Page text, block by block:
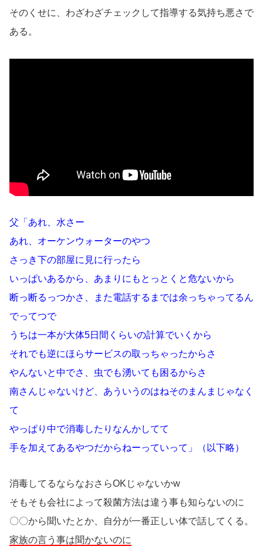
そのくせに、わざわざチェックして指導する気持ち悪さで
ある。
父「あれ、水さー
あれ、オーケンウォーターのやつ
さっき下の部屋に見に行ったら
いっぱいあるから、あまりにもとっとくと危ないから
断っ断るっつかさ、また電話するまでは余っちゃってるん
でってつで
うちは一本が大体5日間くらいの計算でいくから
それでも逆にほらサービスの取っちゃったからさ
やんないと中でさ、虫でも湧いても困るからさ
南さんじゃないけど、あういうのはねそのまんまじゃなく
て
やっぱり中で消毒したりなんかしてて
手を加えてあるやつだからねーっていって」（以下略）
消毒してるならなおさらOKじゃないかw
そもそも会社によって殺菌方法は違う事も知らないのに
〇〇から聞いたとか、自分が一番正しい体で話してくる。
家族の言う事は聞かないのに